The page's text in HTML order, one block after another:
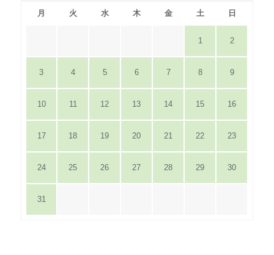
月 火 水 木 金 土 日
1 2
3 4 5 6 7 8 9
10 11 12 13 14 15 16
17 18 19 20 21 22 23
24 25 26 27 28 29 30
31